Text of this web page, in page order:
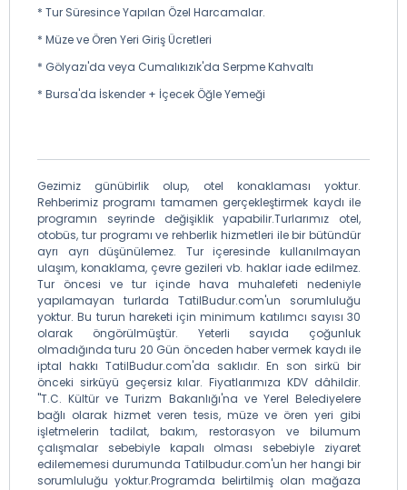
* Tur Süresince Yapılan Özel Harcamalar.
* Müze ve Ören Yeri Giriş Ücretleri
* Gölyazı'da veya Cumalıkızık'da Serpme Kahvaltı
* Bursa'da İskender + İçecek Öğle Yemeği
Gezimiz günübirlik olup, otel konaklaması yoktur.
Rehberimiz programı tamamen gerçekleştirmek kaydı ile
programın seyrinde değişiklik yapabilir.Turlarımız otel,
otobüs, tur programı ve rehberlik hizmetleri ile bir bütündür
ayrı ayrı düşünülemez. Tur içeresinde kullanılmayan
ulaşım, konaklama, çevre gezileri vb. haklar iade edilmez.
Tur öncesi ve tur içinde hava muhalefeti nedeniyle
yapılamayan turlarda TatilBudur.com'un sorumluluğu
yoktur. Bu turun hareketi için minimum katılımcı sayısı 30
olarak öngörülmüştür. Yeterli sayıda çoğunluk
olmadığında turu 20 Gün önceden haber vermek kaydı ile
iptal hakkı TatilBudur.com'da saklıdır. En son sirkü bir
önceki sirküyü geçersiz kılar. Fiyatlarımıza KDV dâhildir.
"T.C. Kültür ve Turizm Bakanlığı'na ve Yerel Belediyelere
bağlı olarak hizmet veren tesis, müze ve ören yeri gibi
işletmelerin tadilat, bakım, restorasyon ve bilumum
çalışmalar sebebiyle kapalı olması sebebiyle ziyaret
edilememesi durumunda Tatilbudur.com'un her hangi bir
sorumluluğu yoktur.Programda belirtilmiş olan mağaza